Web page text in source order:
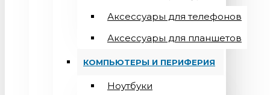
Аксессуары для телефонов
Аксессуары для планшетов
КОМПЬЮТЕРЫ И ПЕРИФЕРИЯ
Ноутбуки